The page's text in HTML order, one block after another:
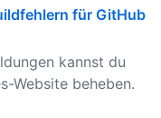
für GitHub
kannst du
Website beheben.